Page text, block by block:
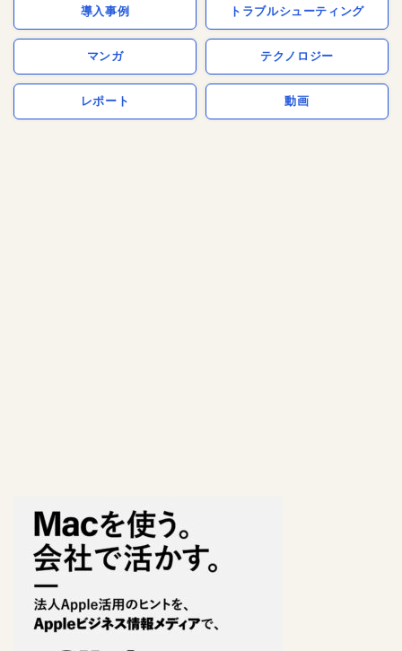
導入事例 トラブルシューティング
マンガ テクノロジー
レポート 動画